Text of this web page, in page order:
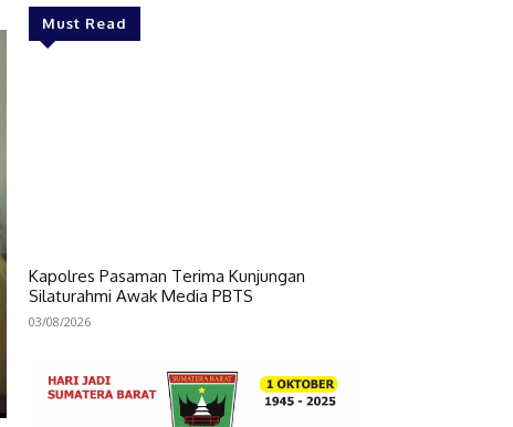
Must Read
Kapolres Pasaman Terima Kunjungan
Silaturahmi Awak Media PBTS
03/08/2026